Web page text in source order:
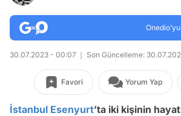
30.07.2023 - 00:07 Son Güncelleme:
Favori Yorum Yap
İstanbul Esenyurt’ta iki kişinin